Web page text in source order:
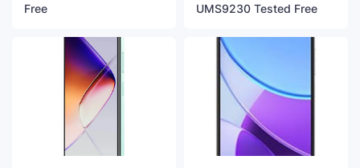
Free
UMS9230 Tested Free